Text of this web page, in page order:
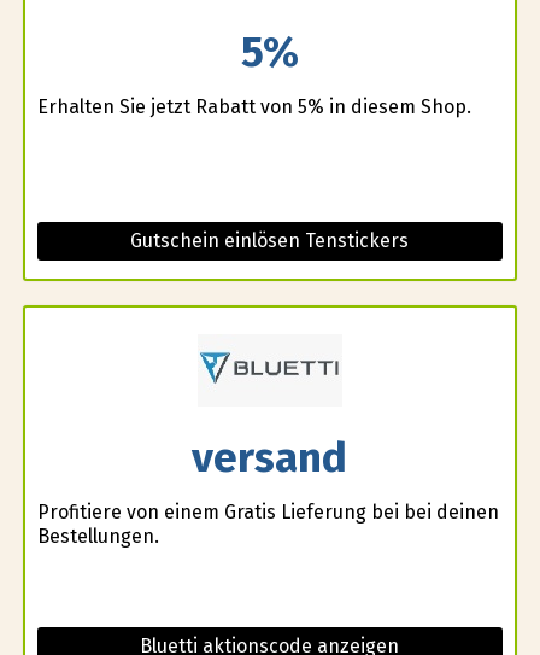
5%
Erhalten Sie jetzt Rabatt von 5% in diesem Shop.
Gutschein einlösen Tenstickers
versand
Profitiere von einem Gratis Lieferung bei bei deinen
Bestellungen.
Bluetti aktionscode anzeigen